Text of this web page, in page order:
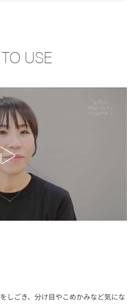
USE
しごき、分け目やこめかみなど気にな